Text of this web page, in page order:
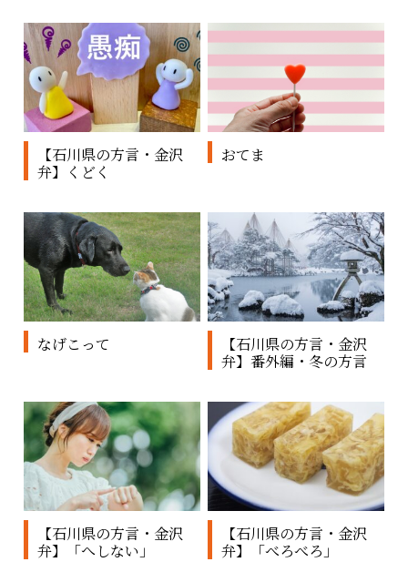
【石川県の方言・金沢
弁】くどく
おてま
なげこって
【石川県の方言・金沢
弁】番外編・冬の方言
【石川県の方言・金沢
弁】「へしない」
【石川県の方言・金沢
弁】「べろべろ」